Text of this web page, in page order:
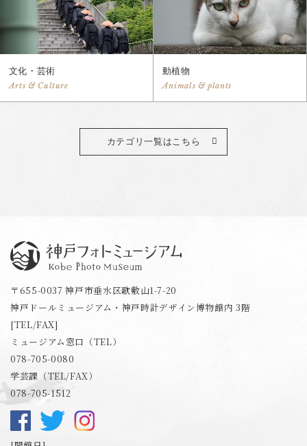
文化・芸術
Arts & Culture
動植物
Animals & plants
カテゴリ一覧はこちら
〒655-0037 神戸市垂水区歌敷山1-7-20
神戸ドールミュージアム・神戸時計デザイン博物館内 3階
[TEL/FAX]
ミュージアム窓口（TEL）
078-705-0080
学芸課（TEL/FAX）
078-705-1512